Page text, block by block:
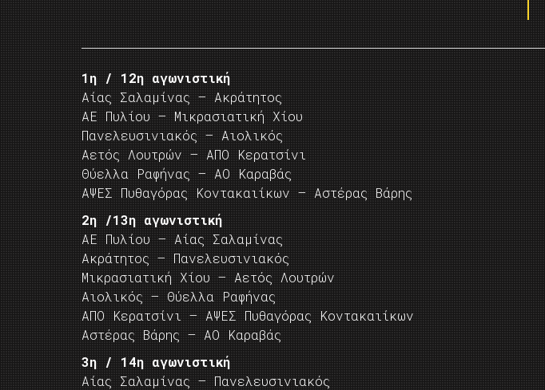
1η / 12η αγωνιστική
Αίας Σαλαμίνας – Ακράτητος
ΑΕ Πυλίου – Μικρασιατική Χίου
Πανελευσινιακός – Αιολικός
Αετός Λουτρών – ΑΠΟ Κερατσίνι
Θύελλα Ραφήνας – ΑΟ Καραβάς
ΑΨΕΣ Πυθαγόρας Κοντακαιίκων – Αστέρας Βάρης
2η /13η αγωνιστική
ΑΕ Πυλίου – Αίας Σαλαμίνας
Ακράτητος – Πανελευσινιακός
Μικρασιατική Χίου – Αετός Λουτρών
Αιολικός – Θύελλα Ραφήνας
ΑΠΟ Κερατσίνι – ΑΨΕΣ Πυθαγόρας Κοντακαιίκων
Αστέρας Βάρης – ΑΟ Καραβάς
3η / 14η αγωνιστική
Αίας Σαλαμίνας – Πανελευσινιακός